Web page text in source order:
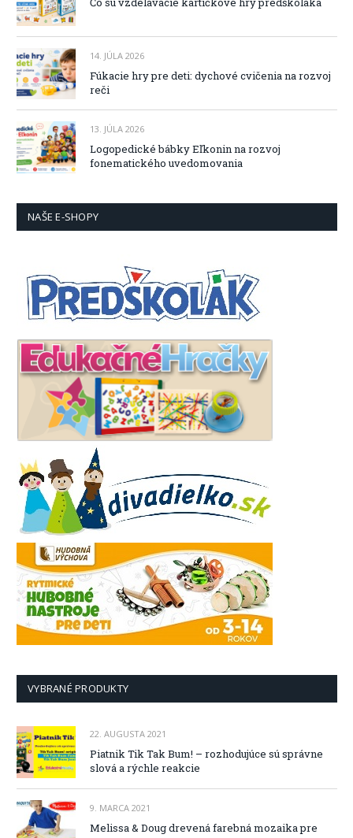
14. JÚLA 2026
Fúkacie hry pre deti: dychové cvičenia na rozvoj
reči
13. JÚLA 2026
Logopedické bábky Eľkonin na rozvoj
fonematického uvedomovania
NAŠE E-SHOPY
VYBRANÉ PRODUKTY
22. AUGUSTA 2021
Piatnik Tik Tak Bum! – rozhodujúce sú správne
slová a rýchle reakcie
9. MARCA 2021
Melissa & Doug drevená farebná mozaika pre